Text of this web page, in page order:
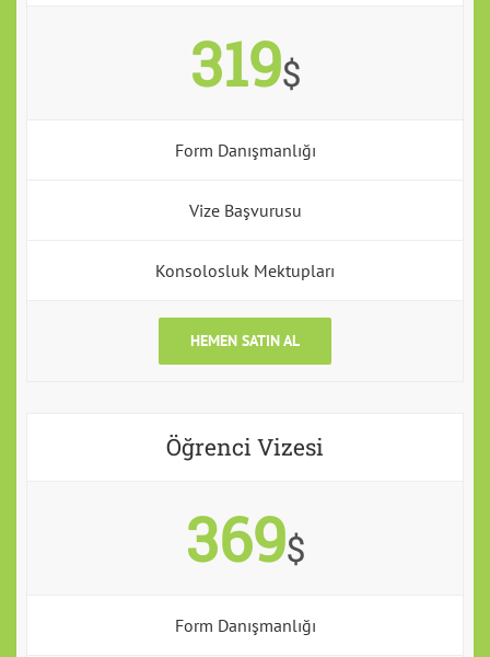
319$
Form Danışmanlığı
Vize Başvurusu
Konsolosluk Mektupları
HEMEN SATIN AL
Öğrenci Vizesi
369$
Form Danışmanlığı